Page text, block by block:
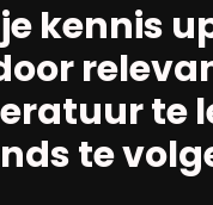
kennis
te
te